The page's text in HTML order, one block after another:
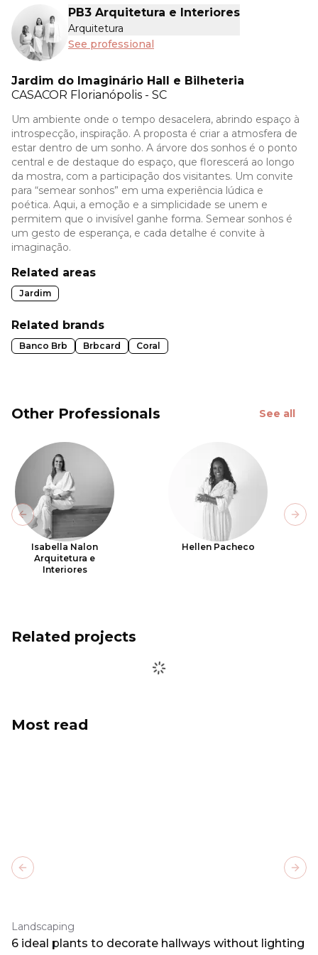
PB3 Arquitetura e Interiores
Arquitetura
See professional
Jardim do Imaginário Hall e Bilheteria
CASACOR Florianópolis - SC
Um ambiente onde o tempo desacelera, abrindo espaço à
introspecção, inspiração. A proposta é criar a atmosfera de
estar dentro de um sonho. A árvore dos sonhos é o ponto
central e de destaque do espaço, que florescerá ao longo
da mostra, com a participação dos visitantes. Um convite
para “semear sonhos” em uma experiência lúdica e
poética. Aqui, a emoção e a simplicidade se unem e
permitem que o invisível ganhe forma. Semear sonhos é
um gesto de esperança, e cada detalhe é convite à
imaginação.
Related areas
Jardim
Related brands
Banco Brb Brbcard Coral
Other Professionals See all
Isabella Nalon
Arquitetura e
Interiores
Hellen Pacheco
Previous slide
Related projects
Most read
Landscaping
6 ideal plants to decorate hallways without lighting
Previous slide